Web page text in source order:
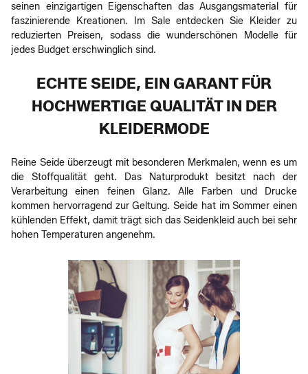
seinen einzigartigen Eigenschaften das Ausgangsmaterial für
faszinierende Kreationen. Im Sale entdecken Sie Kleider zu
reduzierten Preisen, sodass die wunderschönen Modelle für
jedes Budget erschwinglich sind.
ECHTE SEIDE, EIN GARANT FÜR
HOCHWERTIGE QUALITÄT IN DER
KLEIDERMODE
Reine Seide überzeugt mit besonderen Merkmalen, wenn es um
die Stoffqualität geht. Das Naturprodukt besitzt nach der
Verarbeitung einen feinen Glanz. Alle Farben und Drucke
kommen hervorragend zur Geltung. Seide hat im Sommer einen
kühlenden Effekt, damit trägt sich das Seidenkleid auch bei sehr
hohen Temperaturen angenehm.